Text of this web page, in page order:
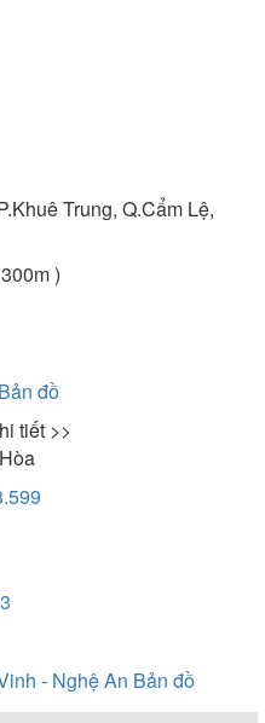
Trung, Q.Cẩm Lệ,
)
Bản đồ
tiết >>
- Nghệ An Bản đồ